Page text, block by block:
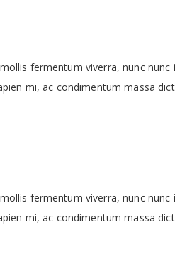
fermentum viverra, nunc
mi, ac condimentum massa
fermentum viverra, nunc
mi, ac condimentum massa